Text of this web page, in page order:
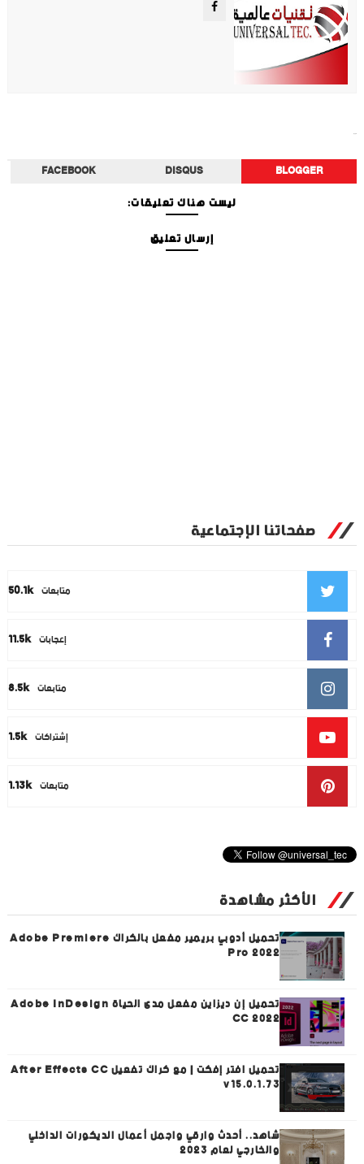
BLOGGER
DISQUS
FACEBOOK
ليست هناك تعليقات:
إرسال تعليق
صفحاتنا الإجتماعية
50.1k متابعات
11.5k إعجابات
8.5k متابعات
1.5k إشتراكات
1.13k متابعات
الأكثر مشاهدة
تحميل أدوبي بريمير مفعل بالكراك Adobe Premiere
Pro 2022
تحميل إن ديزاين مفعل مدى الحياة Adobe InDesign
CC 2022
تحميل افتر إفكت | مع كراك تفعيل After Effects CC
v15.0.1.73
شاهد.. أحدث وارقي واجمل أعمال الديكورات الداخلي
والخارجي لعام 2023